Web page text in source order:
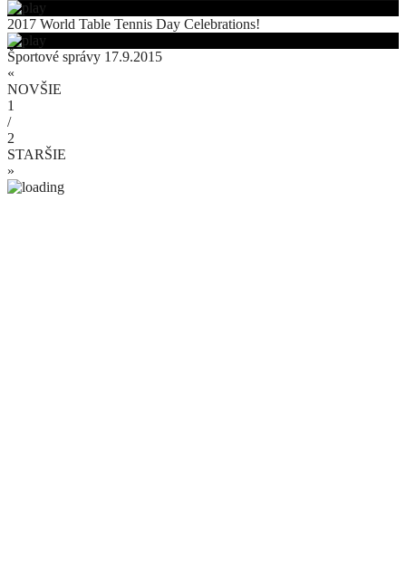
2017 World Table Tennis Day Celebrations!
Športové správy 17.9.2015
«
NOVŠIE
1
/
2
STARŠIE
»